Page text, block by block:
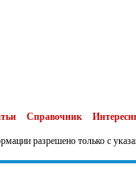
Справочник
разрешено только с